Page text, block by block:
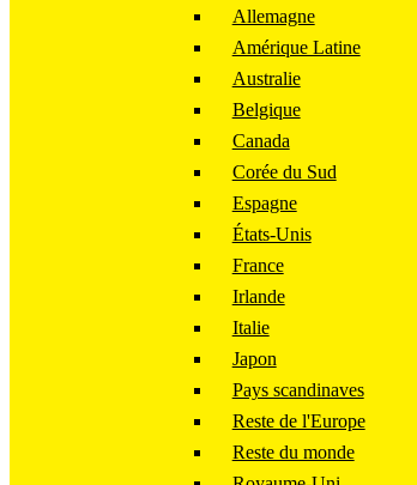
Allemagne
Amérique Latine
Australie
Belgique
Canada
Corée du Sud
Espagne
États-Unis
France
Irlande
Italie
Japon
Pays scandinaves
Reste de l'Europe
Reste du monde